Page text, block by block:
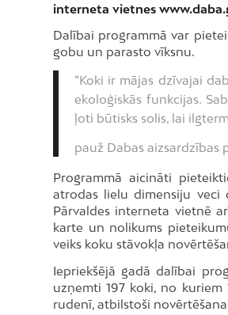
interneta vietnes
Dalībai programmā var
gobu un parasto vīksnu.
“Koki ir mājas dzīvajai
ekoloģiskās funkcijas.
ļoti būtisks solis, lai
pauž Dabas aizsardzības
Programmā aicināti
atrodas lielu dimensiju veci
Pārvaldes interneta vietnē
karte un nolikums
veiks koku stāvokļa
Iepriekšējā gadā dalībai
uzņemti 197 koki, no
rudenī, atbilstoši